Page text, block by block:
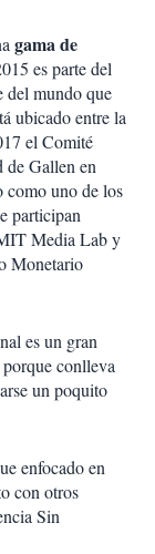
gama de
es parte del
del mundo que
ubicado entre la
el Comité
de Gallen en
como uno de los
participan
Media Lab y
Monetario
es un gran
conlleva
un poquito
enfocado en
con otros
Sin